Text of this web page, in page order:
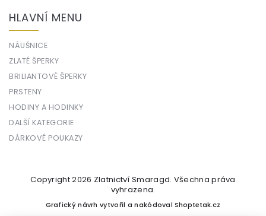
HLAVNÍ MENU
NÁUŠNICE
ZLATÉ ŠPERKY
BRILIANTOVÉ ŠPERKY
PRSTENY
HODINY A HODINKY
DALŠÍ KATEGORIE
DÁRKOVÉ POUKAZY
Copyright 2026 Zlatnictví Smaragd. Všechna práva
vyhrazena.
Grafický návrh vytvořil a nakódovalShoptetak.cz